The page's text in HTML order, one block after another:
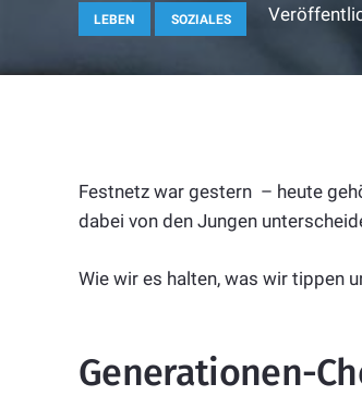
LEBEN SOZIALES
Festnetz war gestern – heute
dabei von den Jungen
Wie wir es halten, was wir tippen
Generationen-